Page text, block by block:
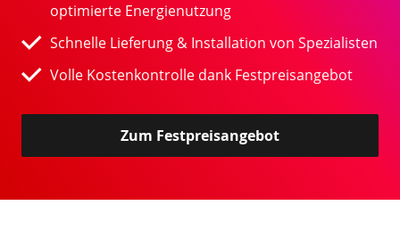
optimierte Energienutzung
Schnelle Lieferung & Installation von Spezialisten
Volle Kostenkontrolle dank Festpreisangebot
Zum Festpreisangebot